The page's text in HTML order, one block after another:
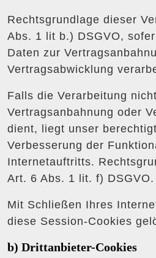
Rechtsgrundlage dieser
Abs. 1 lit b.) DSGVO,
Daten zur
Vertragsabwicklung
Falls die Verarbeitung
Vertragsanbahnung oder
dient, liegt unser
Verbesserung der
Internetauftritts.
Art. 6 Abs. 1 lit. f) DSGVO.
Mit Schließen Ihres
diese Session-Cookies
b) Drittanbieter-Cookies